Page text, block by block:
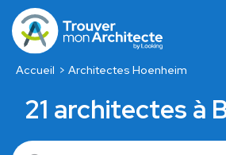
Accueil Architectes Hoenheim
21 architectes à